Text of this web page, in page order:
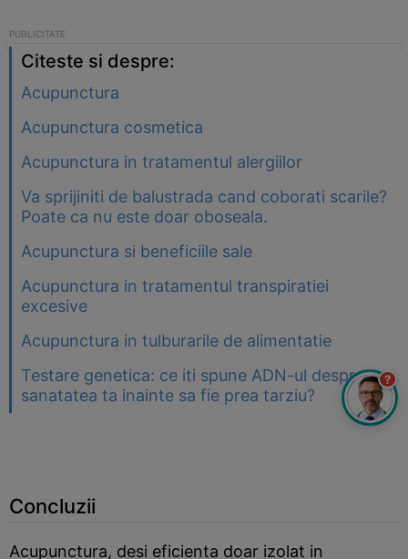
Citeste si despre:
Acupunctura
Acupunctura cosmetica
Acupunctura in tratamentul alergiilor
Va sprijiniti de balustrada cand coborati scarile?
Poate ca nu este doar oboseala.
Acupunctura si beneficiile sale
Acupunctura in tratamentul transpiratiei
excesive
Acupunctura in tulburarile de alimentatie
Testare genetica: ce iti spune ADN-ul despre
sanatatea ta inainte sa fie prea tarziu?
Concluzii
Acupunctura, desi eficienta doar izolat in
?